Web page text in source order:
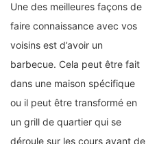
Une des meilleures façons de
faire connaissance avec vos
voisins est d’avoir un
barbecue. Cela peut être fait
dans une maison spécifique
ou il peut être transformé en
un grill de quartier qui se
déroule sur les cours avant de